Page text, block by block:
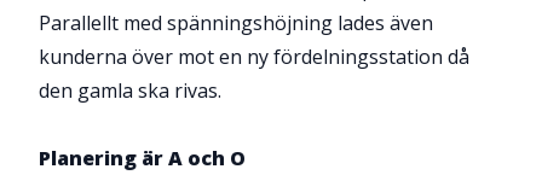
Parallellt med spänningshöjning lades även
kunderna över mot en ny fördelningsstation då
den gamla ska rivas.
Planering är A och O